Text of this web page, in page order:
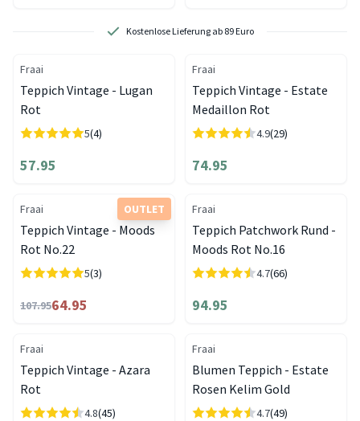
Kostenlose Lieferung ab 89 Euro
Fraai
Teppich Vintage - Lugan
Rot
5(4)
57.95
Fraai
Teppich Vintage - Estate
Medaillon Rot
4.9(29)
74.95
OUTLET
Fraai
Teppich Vintage - Moods
Rot No.22
5(3)
107.9564.95
Fraai
Teppich Patchwork Rund -
Moods Rot No.16
4.7(66)
94.95
Fraai
Teppich Vintage - Azara
Rot
4.8(45)
Fraai
Blumen Teppich - Estate
Rosen Kelim Gold
4.7(49)